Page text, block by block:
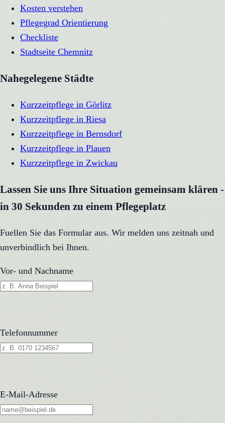
Kosten verstehen
Pflegegrad Orientierung
Checkliste
Stadtseite Chemnitz
Nahegelegene Städte
Kurzzeitpflege in Görlitz
Kurzzeitpflege in Riesa
Kurzzeitpflege in Bernsdorf
Kurzzeitpflege in Plauen
Kurzzeitpflege in Zwickau
Lassen Sie uns Ihre Situation gemeinsam klären -
in 30 Sekunden zu einem Pflegeplatz
Fuellen Sie das Formular aus. Wir melden uns zeitnah und
unverbindlich bei Ihnen.
Vor- und Nachname
Telefonnummer
E-Mail-Adresse